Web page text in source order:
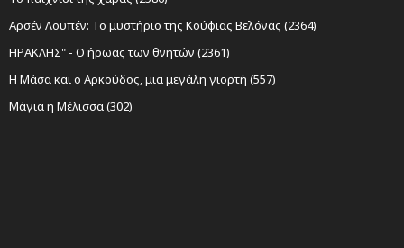
Αρσέν Λουπέν: Το μυστήριο της Κούφιας Βελόνας (2364)
ΗΡΑΚΛΗΣ" - Ο ήρωας των θνητών (2361)
Η Μάσα και ο Αρκούδος, μια μεγάλη γιορτή (557)
Μάγια η Μέλισσα (302)